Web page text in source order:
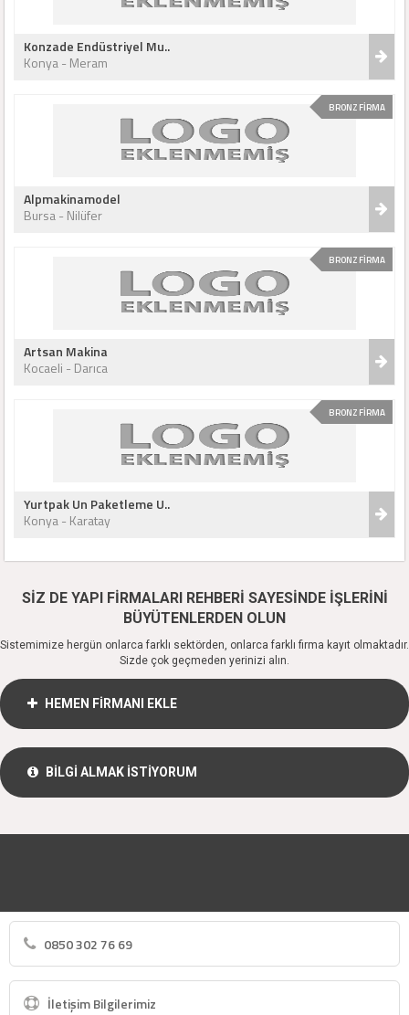
Konzade Endüstriyel Mu..
Konya - Meram
BRONZ FİRMA
Alpmakinamodel
Bursa - Nilüfer
BRONZ FİRMA
Artsan Makina
Kocaeli - Darıca
BRONZ FİRMA
Yurtpak Un Paketleme U..
Konya - Karatay
SİZ DE YAPI FİRMALARI REHBERİ SAYESİNDE İŞLERİNİ
BÜYÜTENLERDEN OLUN
Sistemimize hergün onlarca farklı sektörden, onlarca farklı firma kayıt olmaktadır.
Sizde çok geçmeden yerinizi alın.
HEMEN FİRMANI EKLE
BİLGİ ALMAK İSTİYORUM
0850 302 76 69
İletişim Bilgilerimiz